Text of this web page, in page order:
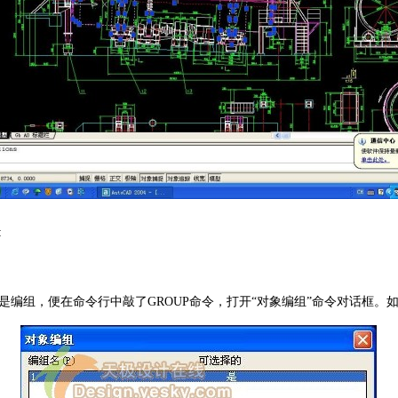
，便在命令行中敲了GROUP命令，打开“对象编组”命令对话框。